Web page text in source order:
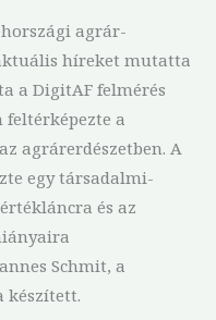
agrár-
híreket mutatta
a DigitAF felmérés
feltérképezte a
agrárerdészetben. A
egy társadalmi-
és az
Schmit, a
készített.